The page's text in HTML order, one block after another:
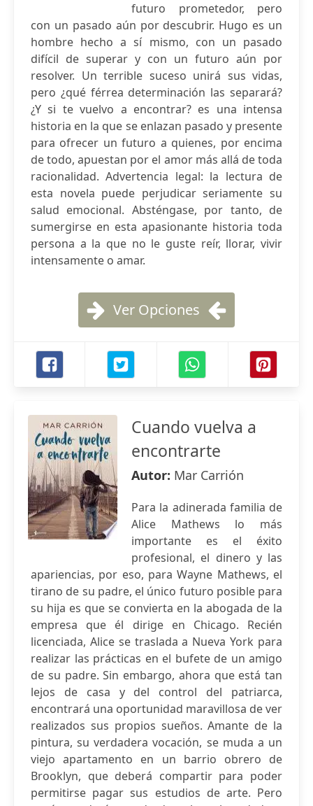
futuro prometedor, pero
con un pasado aún por descubrir. Hugo es un
hombre hecho a sí mismo, con un pasado
difícil de superar y con un futuro aún por
resolver. Un terrible suceso unirá sus vidas,
pero ¿qué férrea determinación las separará?
¿Y si te vuelvo a encontrar? es una intensa
historia en la que se enlazan pasado y presente
para ofrecer un futuro a quienes, por encima
de todo, apuestan por el amor más allá de toda
racionalidad. Advertencia legal: la lectura de
esta novela puede perjudicar seriamente su
salud emocional. Absténgase, por tanto, de
sumergirse en esta apasionante historia toda
persona a la que no le guste reír, llorar, vivir
intensamente o amar.
Ver Opciones
Cuando vuelva a
encontrarte
Autor: Mar Carrión
Para la adinerada familia de
Alice Mathews lo más
importante es el éxito
profesional, el dinero y las
apariencias, por eso, para Wayne Mathews, el
tirano de su padre, el único futuro posible para
su hija es que se convierta en la abogada de la
empresa que él dirige en Chicago. Recién
licenciada, Alice se traslada a Nueva York para
realizar las prácticas en el bufete de un amigo
de su padre. Sin embargo, ahora que está tan
lejos de casa y del control del patriarca,
encontrará una oportunidad maravillosa de ver
realizados sus propios sueños. Amante de la
pintura, su verdadera vocación, se muda a un
viejo apartamento en un barrio obrero de
Brooklyn, que deberá compartir para poder
permitirse pagar sus estudios de arte. Pero